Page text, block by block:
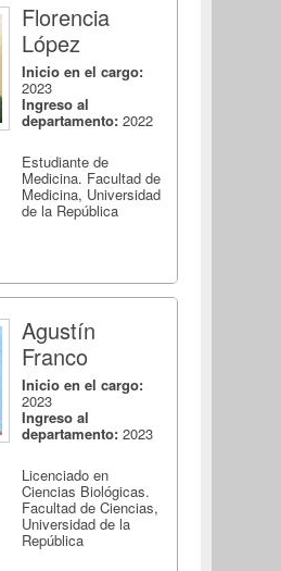
Florencia
López
Inicio en el cargo:
2023
Ingreso al
departamento: 2022
Estudiante de
Medicina. Facultad de
Medicina, Universidad
de la República
Agustín
Franco
Inicio en el cargo:
2023
Ingreso al
departamento: 2023
Licenciado en
Ciencias Biológicas.
Facultad de Ciencias,
Universidad de la
República